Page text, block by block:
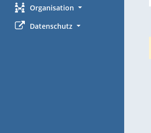
Organisation
Datenschutz